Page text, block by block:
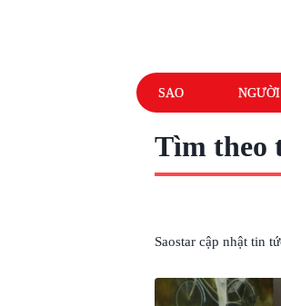
SAO
Tìm theo
Saostar cập nhật tin